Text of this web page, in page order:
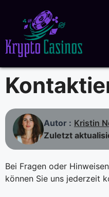
content
Autor : Kristin
Zuletzt
Bei Fragen oder
können Sie uns jederzeit